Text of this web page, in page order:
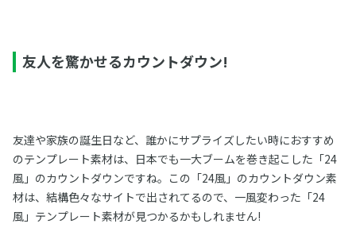
友人を驚かせるカウントダウン!
友達や家族の誕生日など、誰かにサプライズしたい時におすすめ
のテンプレート素材は、日本でも一大ブームを巻き起こした「24
風」のカウントダウンですね。この「24風」のカウントダウン素
材は、結構色々なサイトで出されてるので、一風変わった「24
風」テンプレート素材が見つかるかもしれません!